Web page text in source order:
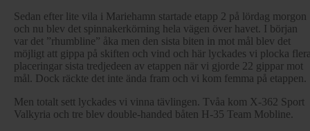
Sedan efter lite vila i Mariehamn startade etapp 2 på lördag morgon
och nu blev det spinnakerkörning hela vägen över havet. I början
var det ”rhumbline” åka men den sista biten in mot mål blev det
möjligt att gippa på skiften och vind och här lyckades vi plocka
placeringar sista tredjedeen av etappen när vi gjorde 22 gippar mot
mål. Dock räckte det inte ända fram och vi kom femma på etappen.
Men totalt sett lyckades vi vinna tävlingen. Tvåa kom X-362 Sport
Valkyria och tre blev double-handed båten H-35 Team Mobline.